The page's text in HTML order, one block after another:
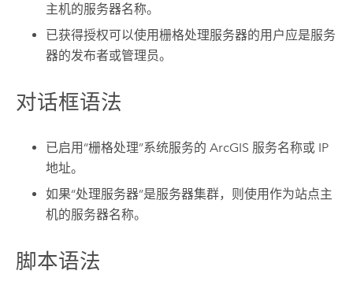
主机的服务器名称。
已获得授权可以使用栅格处理服务器的用户应是服务
器的发布者或管理员。
对话框语法
已启用“栅格处理”系统服务的 ArcGIS 服务名称或 IP
地址。
如果“处理服务器”是服务器集群，则使用作为站点主
机的服务器名称。
脚本语法